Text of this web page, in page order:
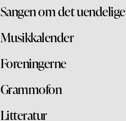
Sangen om det uendelige
Musikkalender
Foreningerne
Grammofon
Litteratur